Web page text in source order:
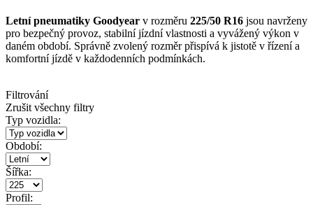
Letní pneumatiky Goodyear v rozměru 225/50 R16 jsou navrženy
pro bezpečný provoz, stabilní jízdní vlastnosti a vyvážený výkon v
daném období. Správně zvolený rozměr přispívá k jistotě v řízení a
komfortní jízdě v každodenních podmínkách.
Filtrování
Zrušit všechny filtry
Typ vozidla:
Období:
Šířka:
Profil: